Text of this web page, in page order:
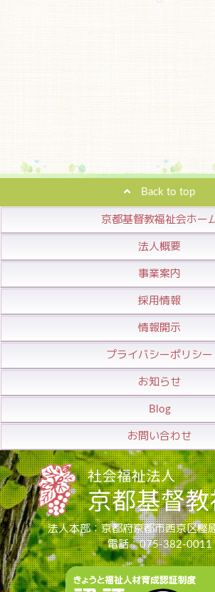
Back to top
京都基督教福祉会ホー
法人概要
事業案内
採用情報
情報開示
プライバシーポリシー
お知らせ
Blog
お問い合わせ
法人本部：京都府京都市西京区樫
電話：075-382-0011